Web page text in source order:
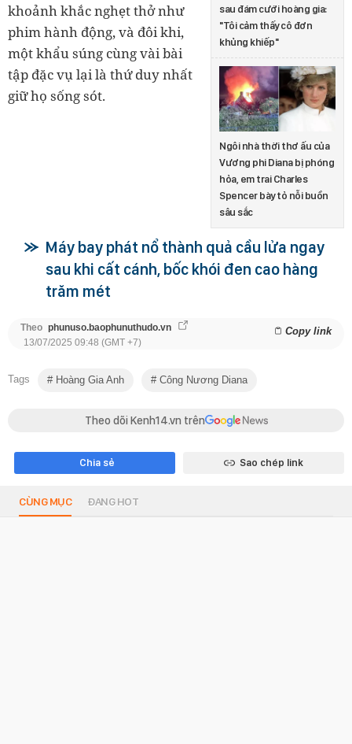
sau đám cưới hoàng gia:
"Tôi cảm thấy cô đơn
khủng khiếp"
Ngôi nhà thời thơ ấu của
Vương phi Diana bị phóng
hỏa, em trai Charles
Spencer bày tỏ nỗi buồn
sâu sắc
khoảnh khắc nghẹt thở như
phim hành động, và đôi khi,
một khẩu súng cùng vài bài
tập đặc vụ lại là thứ duy nhất
giữ họ sống sót.
Máy bay phát nổ thành quả cầu lửa ngay
sau khi cất cánh, bốc khói đen cao hàng
trăm mét
Theo phunuso.baophunuthudo.vn Copy link
13/07/2025 09:48 (GMT +7)
Tags Hoàng Gia Anh Công Nương Diana
Theo dõi Kenh14.vn trên
Chia sẻ Sao chép link
CÙNG MỤC ĐANG HOT